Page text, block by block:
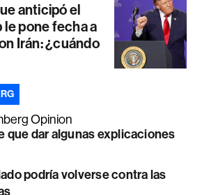
anticipó el
le pone fecha a
Irán: ¿cuándo
Opinion
que dar algunas explicaciones
podría volverse contra las